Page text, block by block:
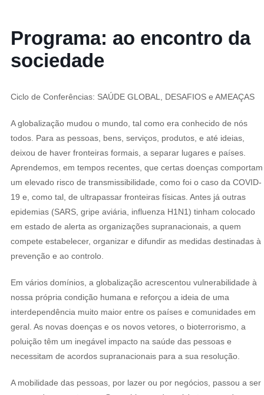
Programa: ao encontro da
sociedade
Ciclo de Conferências: SAÚDE GLOBAL, DESAFIOS e AMEAÇAS
A globalização mudou o mundo, tal como era conhecido de nós
todos. Para as pessoas, bens, serviços, produtos, e até ideias,
deixou de haver fronteiras formais, a separar lugares e países.
Aprendemos, em tempos recentes, que certas doenças comportam
um elevado risco de transmissibilidade, como foi o caso da COVID-
19 e, como tal, de ultrapassar fronteiras físicas. Antes já outras
epidemias (SARS, gripe aviária, influenza H1N1) tinham colocado
em estado de alerta as organizações supranacionais, a quem
compete estabelecer, organizar e difundir as medidas destinadas à
prevenção e ao controlo.
Em vários domínios, a globalização acrescentou vulnerabilidade à
nossa própria condição humana e reforçou a ideia de uma
interdependência muito maior entre os países e comunidades em
geral. As novas doenças e os novos vetores, o bioterrorismo, a
poluição têm um inegável impacto na saúde das pessoas e
necessitam de acordos supranacionais para a sua resolução.
A mobilidade das pessoas, por lazer ou por negócios, passou a ser